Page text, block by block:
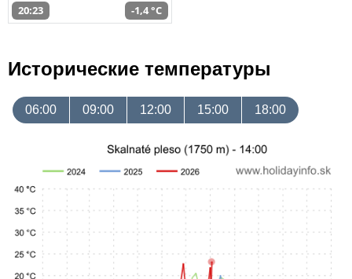
20:23 -1,4 °C
Исторические температуры
06:00 09:00 12:00 15:00 18:00